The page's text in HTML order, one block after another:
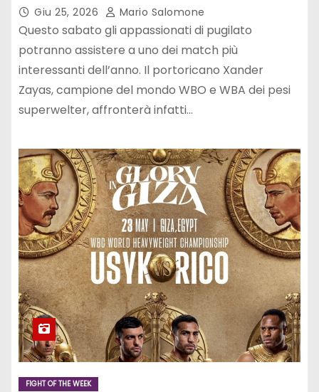
Giu 25, 2026 Mario Salomone
Questo sabato gli appassionati di pugilato
potranno assistere a uno dei match più
interessanti dell’anno. Il portoricano Xander
Zayas, campione del mondo WBO e WBA dei pesi
superwelter, affronterà infatti…
FIGHT OF THE WEEK